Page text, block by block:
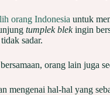
orang Indonesia untuk
tumplek blekingin
sadar.
orang lain juga
mengenai hal-hal yang